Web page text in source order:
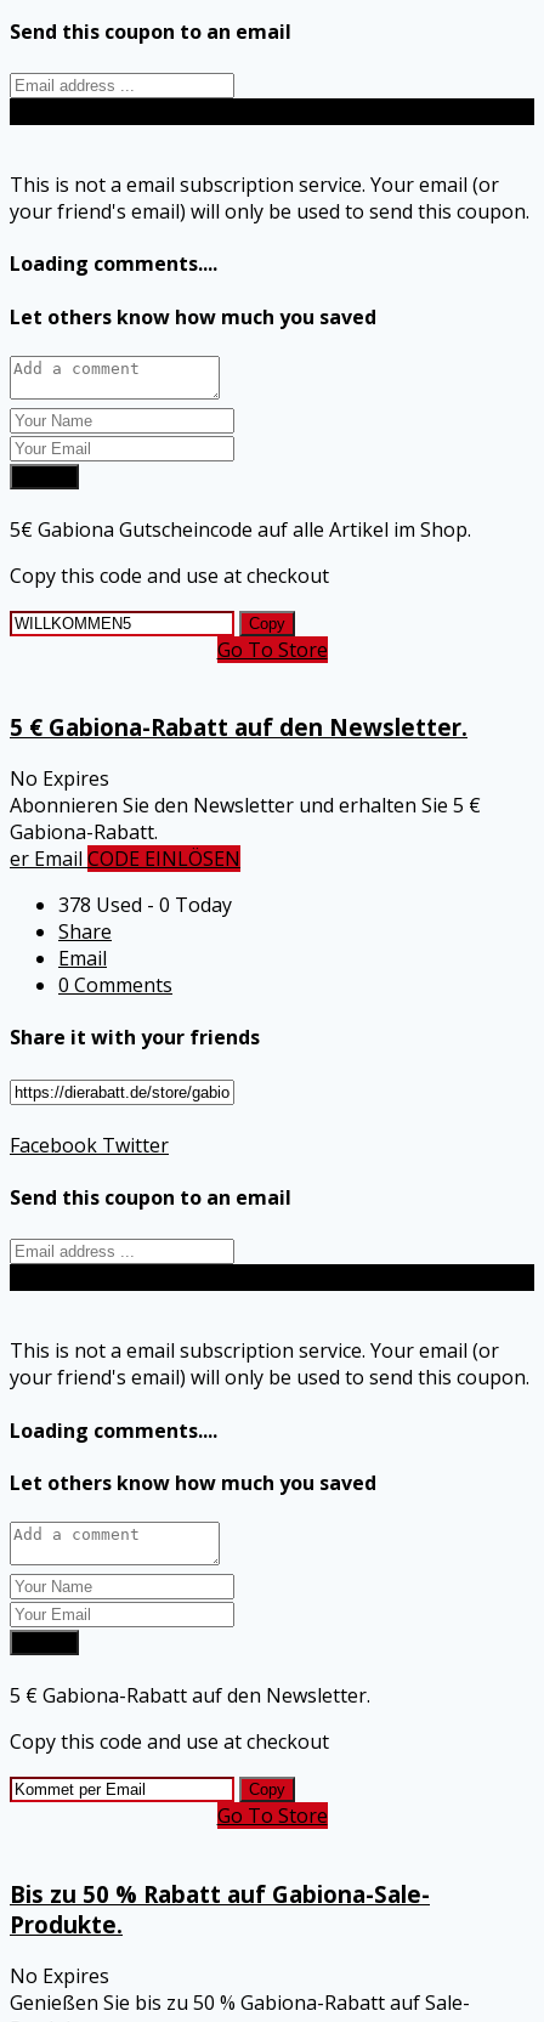
Send this coupon to an email
This is not a email subscription service. Your email (or
your friend's email) will only be used to send this coupon.
Loading comments....
Let others know how much you saved
5€ Gabiona Gutscheincode auf alle Artikel im Shop.
Copy this code and use at checkout
Copy
Go To Store
5 € Gabiona-Rabatt auf den Newsletter.
No Expires
Abonnieren Sie den Newsletter und erhalten Sie 5 €
Gabiona-Rabatt.
er Email CODE EINLÖSEN
378 Used - 0 Today
Share
Email
0 Comments
Share it with your friends
Facebook Twitter
Send this coupon to an email
This is not a email subscription service. Your email (or
your friend's email) will only be used to send this coupon.
Loading comments....
Let others know how much you saved
5 € Gabiona-Rabatt auf den Newsletter.
Copy this code and use at checkout
Copy
Go To Store
Bis zu 50 % Rabatt auf Gabiona-Sale-
Produkte.
No Expires
Genießen Sie bis zu 50 % Gabiona-Rabatt auf Sale-